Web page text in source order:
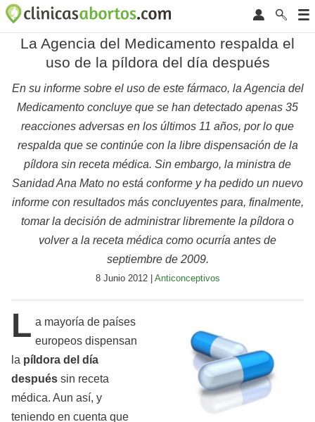
La Agencia del Medicamento respalda el
uso de la píldora del día después
En su informe sobre el uso de este fármaco, la Agencia del
Medicamento concluye que se han detectado apenas 35
reacciones adversas en los últimos 11 años, por lo que
respalda que se continúe con la libre dispensación de la
píldora sin receta médica. Sin embargo, la ministra de
Sanidad Ana Mato no está conforme y ha pedido un nuevo
informe con resultados más concluyentes para, finalmente,
tomar la decisión de administrar libremente la píldora o
volver a la receta médica como ocurría antes de
septiembre de 2009.
8 Junio 2012 | Anticonceptivos
L a mayoría de países
europeos dispensan
la píldora del día
después sin receta
médica. Aun así, y
teniendo en cuenta que